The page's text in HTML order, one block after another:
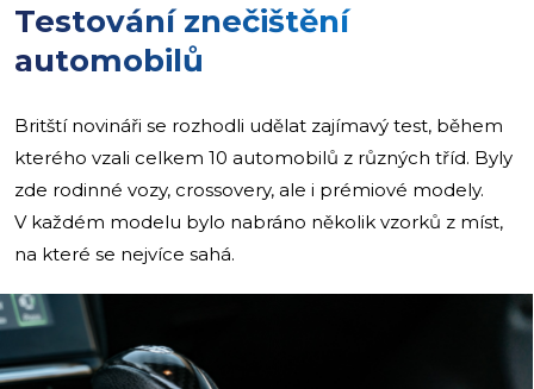
Testování znečištění
automobilů
Britští novináři se rozhodli udělat zajímavý test, během
kterého vzali celkem 10 automobilů z různých tříd. Byly
zde rodinné vozy, crossovery, ale i prémiové modely.
V každém modelu bylo nabráno několik vzorků z míst,
na které se nejvíce sahá.